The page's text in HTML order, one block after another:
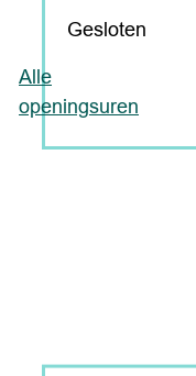
Gesloten
Alle
openingsuren